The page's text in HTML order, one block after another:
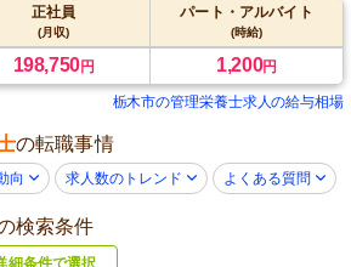
正社員
(月収)
パート・アルバイト
(時給)
198,750円 1,200円
栃木市の管理栄養士求人の給与相場
の転職事情
向 求人数のトレンド よくある質問
検索条件
細条件で選択